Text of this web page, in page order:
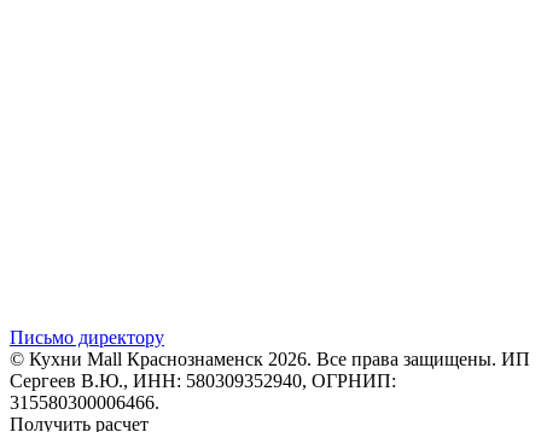
Письмо директору
© Кухни Mall Краснознаменск 2026. Все права защищены. ИП
Сергеев В.Ю., ИНН: 580309352940, ОГРНИП:
315580300006466.
Получить расчет